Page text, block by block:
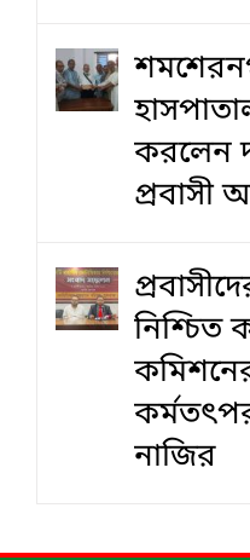
করলেন
প্রবাসী
নিশ্চিত
নাজির